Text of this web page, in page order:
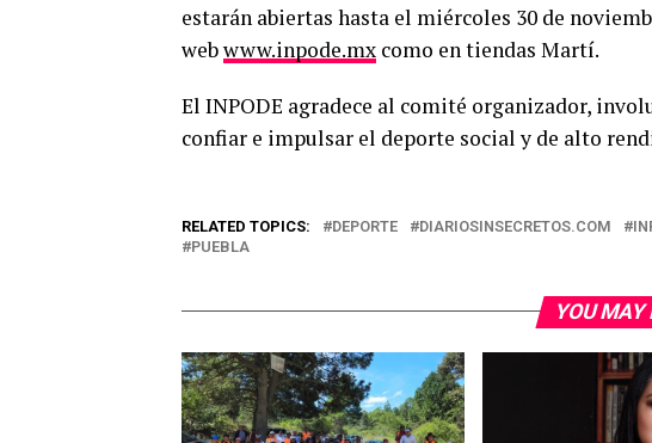
estarán abiertas hasta el miércoles 30 de
webwww.inpode.mx como en tiendas Martí.
El INPODE agradece al comité organizador,
confiar e impulsar el deporte social y de alto
RELATED TOPICS: DEPORTE DIARIOSINSECRETOS.COM
PUEBLA
YOU